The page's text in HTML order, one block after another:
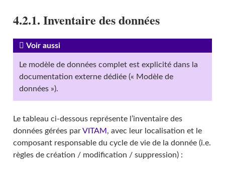
4.2.1. Inventaire des données
Voir aussi
Le modèle de données complet est explicité dans la
documentation externe dédiée (« Modèle de
données »).
Le tableau ci-dessous représente l’inventaire des
données gérées parVITAM , avec leur localisation et le
composant responsable du cycle de vie de la donnée (i.e.
règles de création / modification / suppression) :